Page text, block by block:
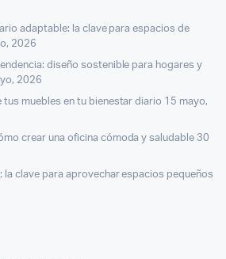
adaptable: la clave para espacios de
2026
diseño sostenible para hogares y
2026
tus muebles en tu bienestar diario 15 mayo,
crear una oficina cómoda y saludable 30
la clave para aprovechar espacios pequeños